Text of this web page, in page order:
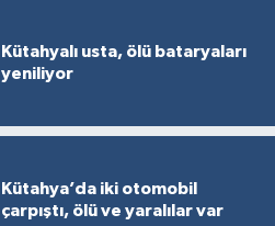
Kütahyalı usta, ölü bataryaları
yeniliyor
Kütahya’da iki otomobil
çarpıştı, ölü ve yaralılar var